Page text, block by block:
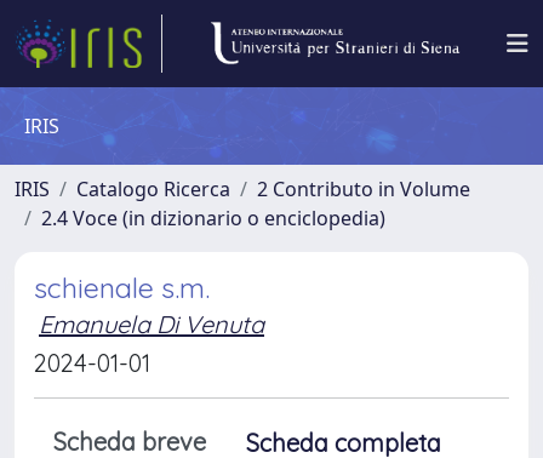
IRIS
IRIS Catalogo Ricerca
2 Contributo in Volume
2.4 Voce (in dizionario o enciclopedia)
schienale s.m.
Emanuela Di Venuta
2024-01-01
Scheda breve
Scheda completa